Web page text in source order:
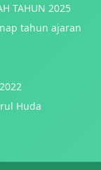
TAHUN 2025
tahun ajaran
Huda